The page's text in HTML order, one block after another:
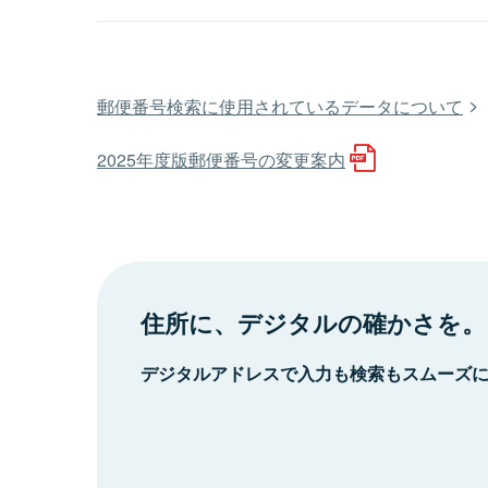
郵便番号検索に使用されているデータについて
2025年度版郵便番号の変更案内
住所に、デジタルの確かさを。
デジタルアドレスで入力も検索もスムーズ